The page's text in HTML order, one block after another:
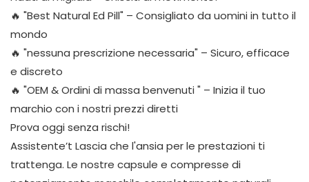
🔥 "Best Natural Ed Pill" – Consigliato da uomini in tutto il
mondo
🔥 "nessuna prescrizione necessaria" – Sicuro, efficace
e discreto
🔥 "OEM & Ordini di massa benvenuti " – Inizia il tuo
marchio con i nostri prezzi diretti
Prova oggi senza rischi!
Assistente’t Lascia che l'ansia per le prestazioni ti
trattenga. Le nostre capsule e compresse di